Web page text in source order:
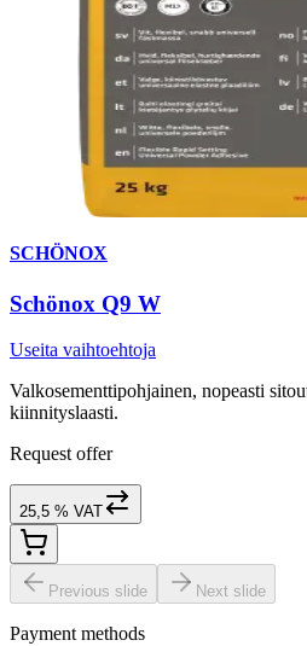
SCHÖNOX
Schönox Q9 W
Useita vaihtoehtoja
Valkosementtipohjainen, nopeasti
kiinnityslaasti.
Request offer
25,5 % VAT
Previous slide Next slide
Payment methods